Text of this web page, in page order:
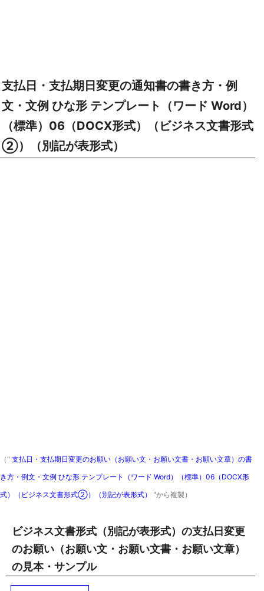
支払日・支払期日変更の通知書の書き方・例
文・文例 ひな形 テンプレート（ワード Word）
（標準）06（DOCX形式）（ビジネス文書形式
②）（別記が表形式）
（" 支払日・支払期日変更のお願い（お願い文・お願い文書・お願い文章）の書
き方・例文・文例 ひな形 テンプレート（ワード Word）（標準）06（DOCX形
式）（ビジネス文書形式②）（別記が表形式） "から複製）
ビジネス文書形式（別記が表形式）の支払日変更
のお願い（お願い文・お願い文書・お願い文章）
の見本・サンプル